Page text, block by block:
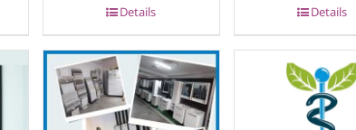
Details Details